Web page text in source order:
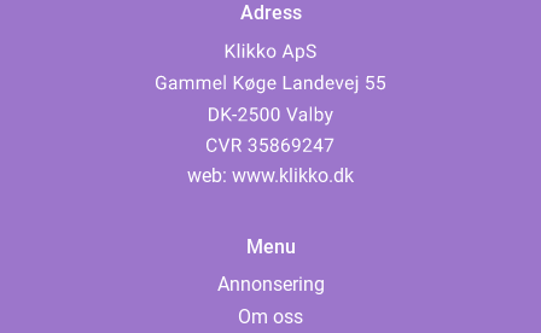
Adress
web: www.klikko.dk
Menu
Annonsering
Om oss